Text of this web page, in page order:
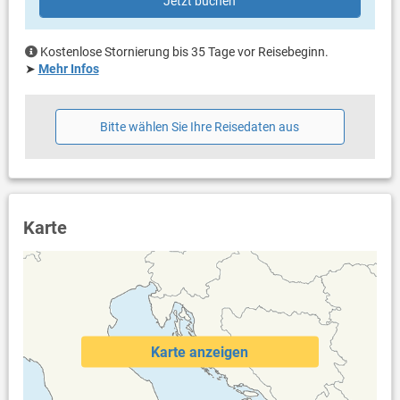
Kostenlose Stornierung bis 35 Tage vor Reisebeginn.
➤ Mehr Infos
Bitte wählen Sie Ihre Reisedaten aus
Karte
Karte anzeigen